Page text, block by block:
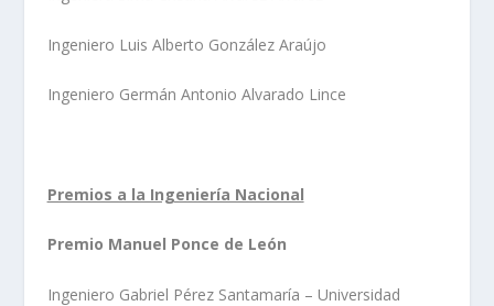
Ingeniero Luis Alberto González Araújo
Ingeniero Germán Antonio Alvarado Lince
Premios a la Ingeniería Nacional
Premio Manuel Ponce de León
Ingeniero Gabriel Pérez Santamaría – Universidad